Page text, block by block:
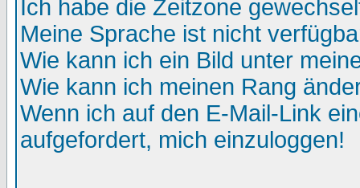
Ich habe die Zeitzone
Meine Sprache ist nicht
Wie kann ich ein Bild unter
Wie kann ich meinen Rang
Wenn ich auf den E-Mail-Link
aufgefordert, mich einzuloggen!